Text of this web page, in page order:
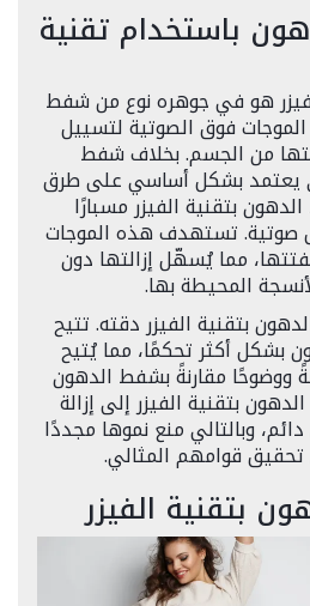
باستخدام تقنية
هو في جوهره نوع من شفط
فوق الصوتية لتسييل
من الجسم. بخلاف شفط
يعتمد بشكل أساسي على طرق
بتقنية الفيزر مسبارًا
صوتية. تستهدف هذه الموجات
مما يُسهّل إزالتها دون
المحيطة بها.
بتقنية الفيزر دقته. تتيح
بشكل أكثر تحكمًا، مما يُتيح
ووضوحًا مقارنةً بشفط الدهون
بتقنية الفيزر إلى إزالة
وبالتالي منع نموها مجددًا
قوامهم المثالي.
بتقنية الفيزر